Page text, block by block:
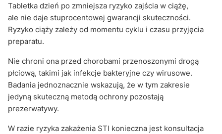
Tabletka dzień po zmniejsza ryzyko zajścia w ciążę,
ale nie daje stuprocentowej gwarancji skuteczności.
Ryzyko ciąży zależy od momentu cyklu i czasu przyjęcia
preparatu.
Nie chroni ona przed chorobami przenoszonymi drogą
płciową, takimi jak infekcje bakteryjne czy wirusowe.
Badania jednoznacznie wskazują, że w tym zakresie
jedyną skuteczną metodą ochrony pozostają
prezerwatywy.
W razie ryzyka zakażenia STI konieczna jest konsultacja